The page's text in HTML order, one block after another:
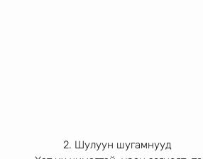
	2. Шулуун шугамнууд